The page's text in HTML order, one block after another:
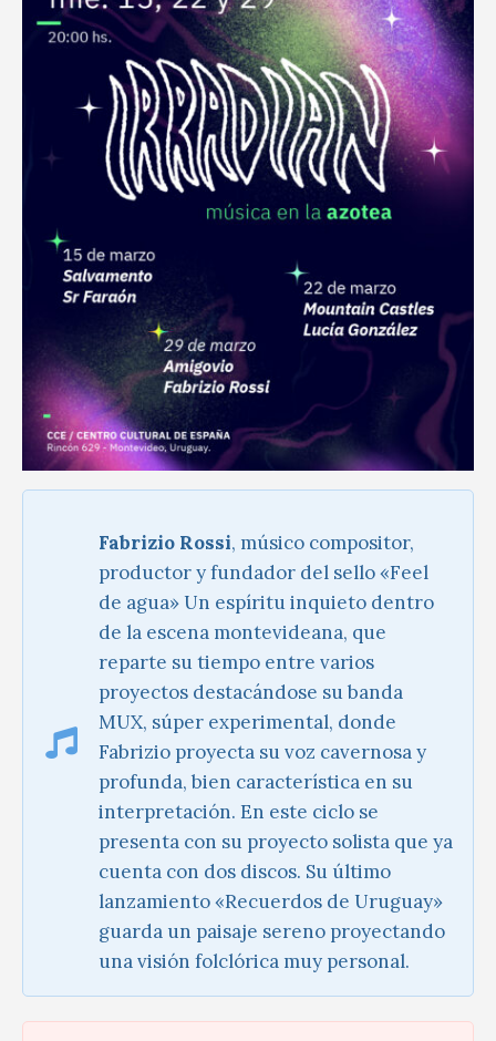
Fabrizio Rossi, músico compositor,
productor y fundador del sello «Feel
de agua» Un espíritu inquieto dentro
de la escena montevideana, que
reparte su tiempo entre varios
proyectos destacándose su banda
MUX, súper experimental, donde
Fabrizio proyecta su voz cavernosa y
profunda, bien característica en su
interpretación. En este ciclo se
presenta con su proyecto solista que ya
cuenta con dos discos. Su último
lanzamiento «Recuerdos de Uruguay»
guarda un paisaje sereno proyectando
una visión folclórica muy personal.